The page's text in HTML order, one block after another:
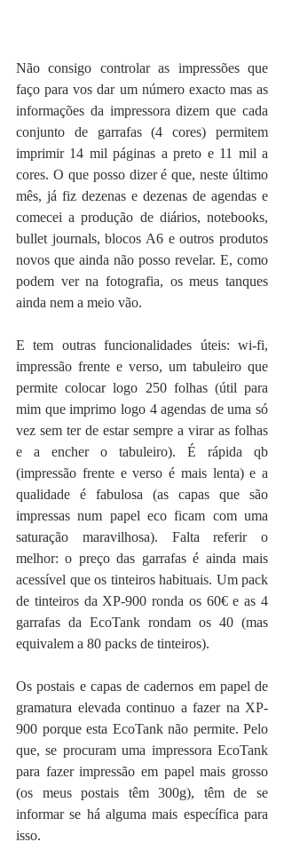
Não consigo controlar as impressões que
faço para vos dar um número exacto mas as
informações da impressora dizem que cada
conjunto de garrafas (4 cores) permitem
imprimir 14 mil páginas a preto e 11 mil a
cores. O que posso dizer é que, neste último
mês, já fiz dezenas e dezenas de agendas e
comecei a produção de diários, notebooks,
bullet journals, blocos A6 e outros produtos
novos que ainda não posso revelar. E, como
podem ver na fotografia, os meus tanques
ainda nem a meio vão.
E tem outras funcionalidades úteis: wi-fi,
impressão frente e verso, um tabuleiro que
permite colocar logo 250 folhas (útil para
mim que imprimo logo 4 agendas de uma só
vez sem ter de estar sempre a virar as folhas
e a encher o tabuleiro). É rápida qb
(impressão frente e verso é mais lenta) e a
qualidade é fabulosa (as capas que são
impressas num papel eco ficam com uma
saturação maravilhosa). Falta referir o
melhor: o preço das garrafas é ainda mais
acessível que os tinteiros habituais. Um pack
de tinteiros da XP-900 ronda os 60€ e as 4
garrafas da EcoTank rondam os 40 (mas
equivalem a 80 packs de tinteiros).
Os postais e capas de cadernos em papel de
gramatura elevada continuo a fazer na XP-
900 porque esta EcoTank não permite. Pelo
que, se procuram uma impressora EcoTank
para fazer impressão em papel mais grosso
(os meus postais têm 300g), têm de se
informar se há alguma mais específica para
isso.